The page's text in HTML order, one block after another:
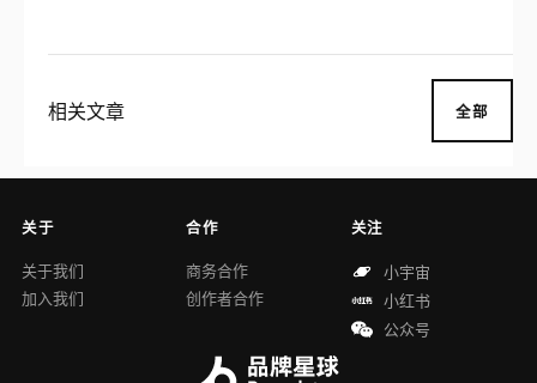
相关文章 全部
关于
关于我们
加入我们
合作
商务合作
创作者合作
关注
小宇宙
小红书
公众号